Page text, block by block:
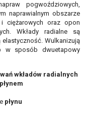
pogwoździowych,
naprawialnym obszarze
ciężarowych oraz opon
Wkłady radialne są
Wulkanizują
w sposób dwuetapowy
wkładów radialnych
płynem
płynu